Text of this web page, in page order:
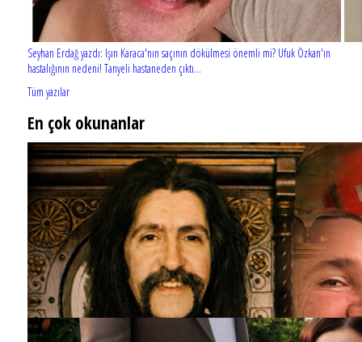
Seyhan Erdağ yazdı: Işın Karaca'nın saçının dökülmesi önemli mi? Ufuk Özkan'ın
hastalığının nedeni! Tanyeli hastaneden çıktı...
Tüm yazılar
En çok okunanlar